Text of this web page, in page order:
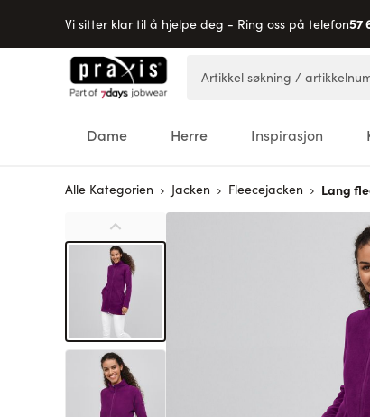
Vi sitter klar til å hjelpe deg - Ring oss på telefon57
Hopp til innhold
Dame Herre Inspirasjon
Alle Kategorien Jacken Fleecejacken Lang